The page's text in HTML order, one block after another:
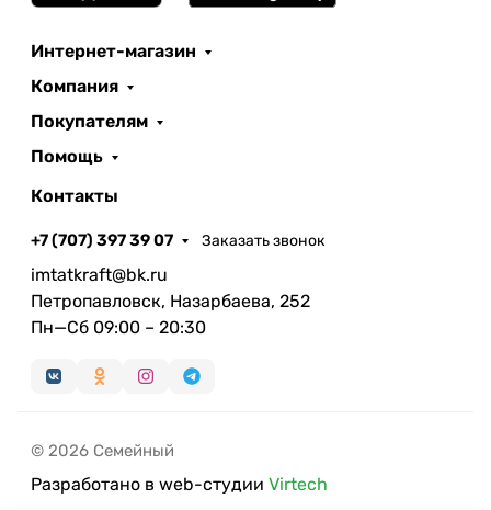
Интернет-магазин
Компания
Покупателям
Помощь
Контакты
+7 (707) 397 39 07 Заказать звонок
imtatkraft@bk.ru
Петропавловск, Назарбаева, 252
Пн—Сб 09:00 – 20:30
© 2026 Семейный
Разработано в web-студии Virtech